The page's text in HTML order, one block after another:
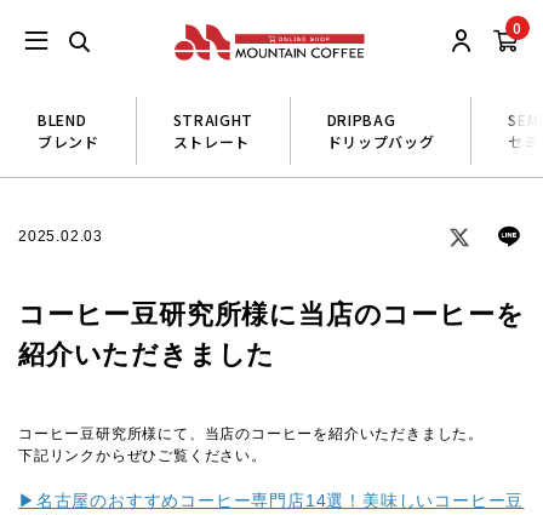
0
BLEND
ブレンド
STRAIGHT
ストレート
DRIPBAG
ドリップバッグ
セ
2025.02.03
コーヒー豆研究所様に当店のコーヒーを
紹介いただきました
コーヒー豆研究所様にて、当店のコーヒーを紹介いただきました。
下記リンクからぜひご覧ください。
▶名古屋のおすすめコーヒー専門店14選！美味しいコーヒー豆